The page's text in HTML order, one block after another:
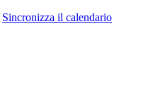
Sincronizza il calendario